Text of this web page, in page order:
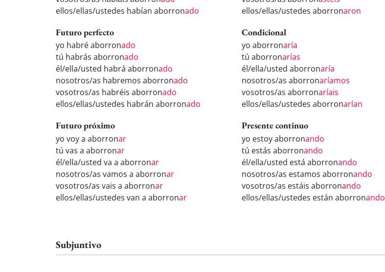
ellos/ellas/ustedes habían aborronado
ellos/ellas/ustedes aborronaron
Futuro perfecto
yo habré aborronado
tú habrás aborronado
él/ella/usted habrá aborronado
nosotros/as habremos aborronado
vosotros/as habréis aborronado
ellos/ellas/ustedes habrán aborronado
Condicional
yo aborronaría
tú aborronarías
él/ella/usted aborronaría
nosotros/as aborronaríamos
vosotros/as aborronaríais
ellos/ellas/ustedes aborronarían
Futuro próximo
yo voy a aborronar
tú vas a aborronar
él/ella/usted va a aborronar
nosotros/as vamos a aborronar
vosotros/as vais a aborronar
ellos/ellas/ustedes van a aborronar
Presente continuo
yo estoy aborronando
tú estás aborronando
él/ella/usted está aborronando
nosotros/as estamos aborronando
vosotros/as estáis aborronando
ellos/ellas/ustedes están aborronando
Subjuntivo